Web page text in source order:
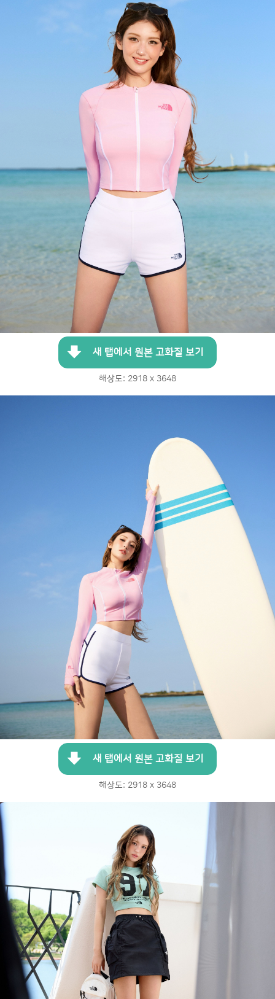
새 탭에서 원본 고화질 보기
해상도: 2918 x 3648
새 탭에서 원본 고화질 보기
해상도: 2918 x 3648